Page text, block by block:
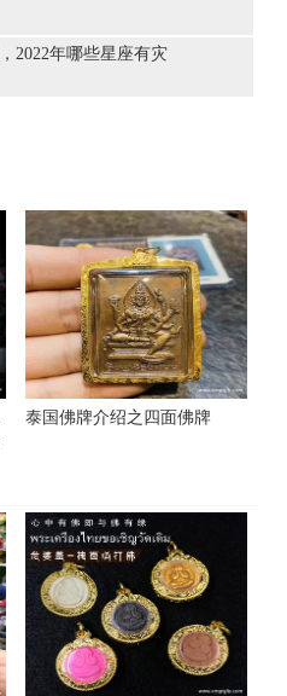
2022年哪些星座有灾
泰国佛牌介绍之四面佛牌